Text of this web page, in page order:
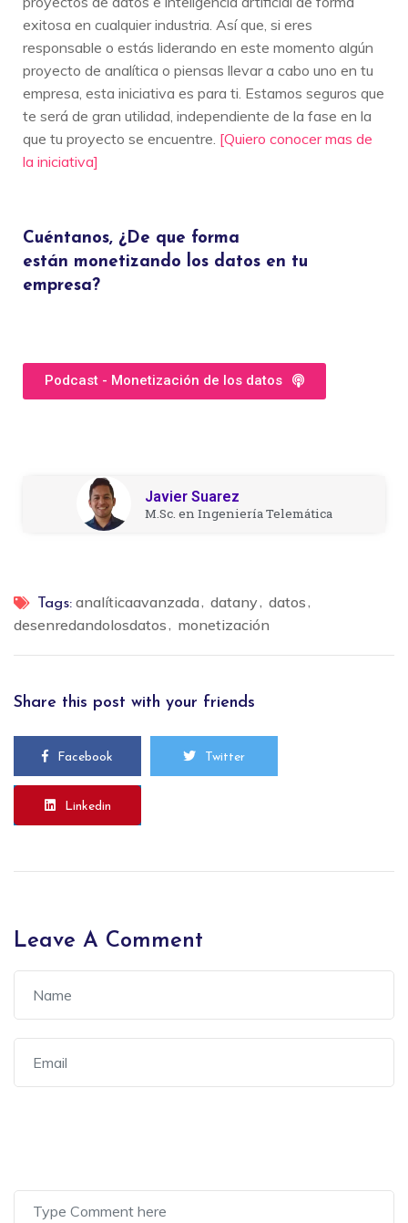
exitosa en cualquier industria. Así que, si eres
responsable o estás liderando en este momento algún
proyecto de analítica o piensas llevar a cabo uno en tu
empresa, esta iniciativa es para ti. Estamos seguros que
te será de gran utilidad, independiente de la fase en la
que tu proyecto se encuentre. [Quiero conocer mas de
la iniciativa]
Cuéntanos, ¿De que forma
están monetizando los datos en tu
empresa?
Podcast - Monetización de los datos
Javier Suarez
M.Sc. en Ingeniería Telemática
Tags: analíticaavanzada datany datos
desenredandolosdatos
monetización
Share this post with your friends
Facebook Twitter
Linkedin
Leave A Comment